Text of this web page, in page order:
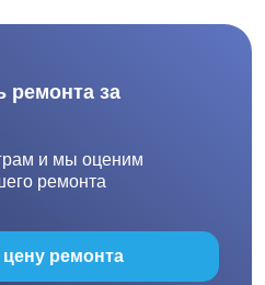
ремонта за
и мы оценим
ремонта
цену ремонта